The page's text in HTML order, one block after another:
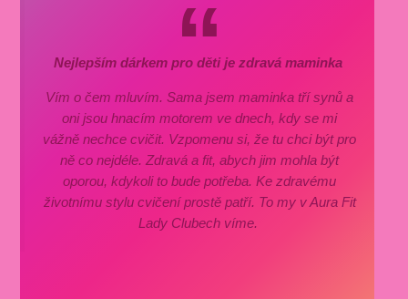
Nejlepším dárkem pro děti je zdravá maminka
Vím o čem mluvím. Sama jsem maminka tří synů a
oni jsou hnacím motorem ve dnech, kdy se mi
vážně nechce cvičit. Vzpomenu si, že tu chci být pro
ně co nejdéle. Zdravá a fit, abych jim mohla být
oporou, kdykoli to bude potřeba. Ke zdravému
životnímu stylu cvičení prostě patří. To my v Aura Fit
Lady Clubech víme.